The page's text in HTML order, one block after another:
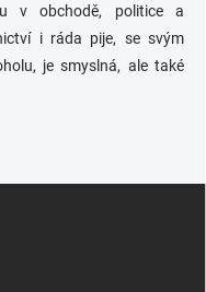
v obchodě, politice a
i ráda pije, se svým
je smyslná, ale také